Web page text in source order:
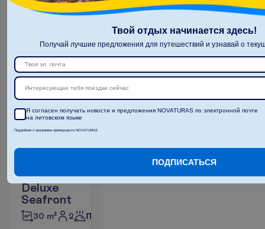
9 н. в отеле (11 н. всего)
03.02.2027 - 13.02.2027
е го 5!
о 2415.00
Итого4830.00€/группу
Забронировать
Couple
Deluxe
Seafront
30 m² 2 Полупансион
Твой отдых начинается здесь!
Получай лучшие предложения для путешествий и узнавай о
Интересующие тебя поездки сейчас
Я согласен получать новости и предложения NOVATURAS по электронной почте
на литовском языке
Подробнее о программе преимуществ NOVATURAS
ПОДПИСАТЬСЯ